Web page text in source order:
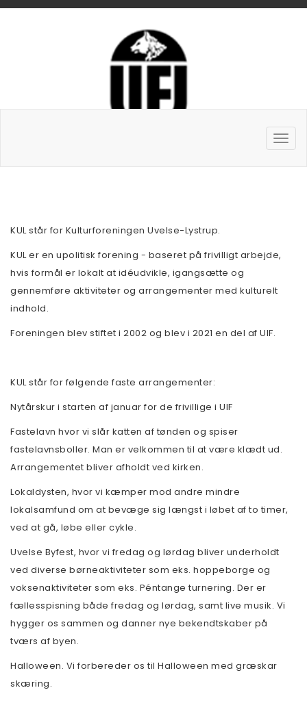
KUL står for Kulturforeningen Uvelse-Lystrup.
KUL er en upolitisk forening - baseret på frivilligt arbejde,
hvis formål er lokalt at idéudvikle, igangsætte og
gennemføre aktiviteter og arrangementer med kulturelt
indhold.
Foreningen blev stiftet i 2002 og blev i 2021 en del af UIF.
KUL står for følgende faste arrangementer:
Nytårskur i starten af januar for de frivillige i UIF
Fastelavn hvor vi slår katten af tønden og spiser
fastelavnsboller. Man er velkommen til at være klædt ud.
Arrangementet bliver afholdt ved kirken.
Lokaldysten, hvor vi kæmper mod andre mindre
lokalsamfund om at bevæge sig længst i løbet af to timer,
ved at gå, løbe eller cykle.
Uvelse Byfest, hvor vi fredag og lørdag bliver underholdt
ved diverse børneaktiviteter som eks. hoppeborge og
voksenaktiviteter som eks. Péntange turnering. Der er
fællesspisning både fredag og lørdag, samt live musik. Vi
hygger os sammen og danner nye bekendtskaber på
tværs af byen.
Halloween. Vi forbereder os til Halloween med græskar
skæring.